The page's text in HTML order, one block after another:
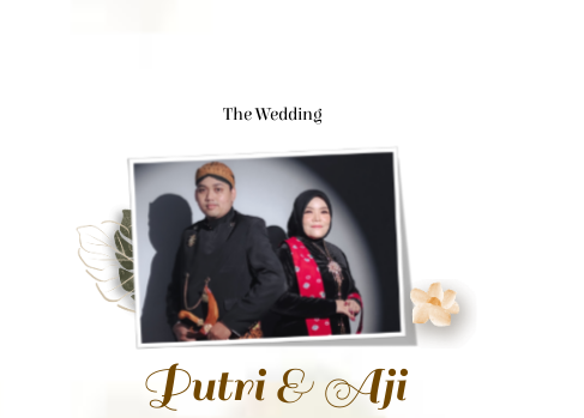
The Wedding
Putri & Aji